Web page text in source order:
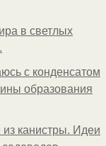
в светлых
с конденсатом
образования
канистры. Идеи